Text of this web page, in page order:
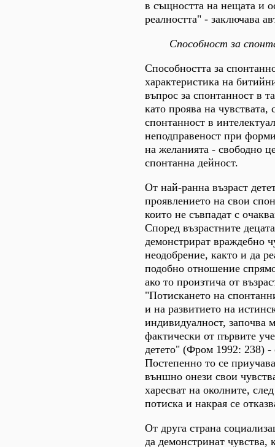
в същността на нещата и
реалността" - заключава
Способност за
Способността за
характеристика на
въпрос за спонтанност в
като проява на чувствата,
спонтанност в
неподправеност при
на желанията - свободно
спонтанна дейност.
От най-ранна възраст
проявлението на свои
които не съвпадат с
Според възрастните
демонстрират враждебно
неодобрение, както и да
подобно отношение
ако то произтича от
"Потискането на
и на развитието на
индивидуалност, започва
фактически от първите
детето" (Фром 1992: 238)
Постепенно то се
външно онези свои
харесват на околните,
потиска и накрая се
От друга страна
да демонстринат чувства,